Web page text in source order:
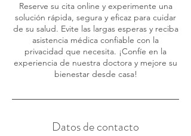
Reserve su cita online y experimente una
solución rápida, segura y eficaz para cuidar
de su salud. Evite las largas esperas y reciba
asistencia médica confiable con la
privacidad que necesita. ¡Confíe en la
experiencia de nuestra doctora y mejore su
bienestar desde casa!
Datos de contacto